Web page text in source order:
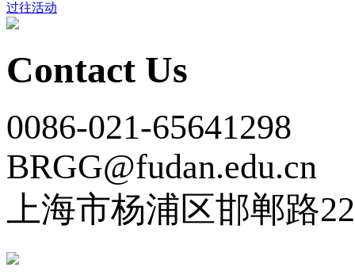
过往活动
Contact Us
0086-021-65641298
BRGG@fudan.edu.cn
上海市杨浦区邯郸路